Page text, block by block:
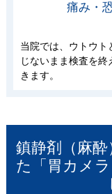
痛み・
当院では、ウトウト
じないまま検査を
きます。
鎮静剤（麻
た「胃カメ